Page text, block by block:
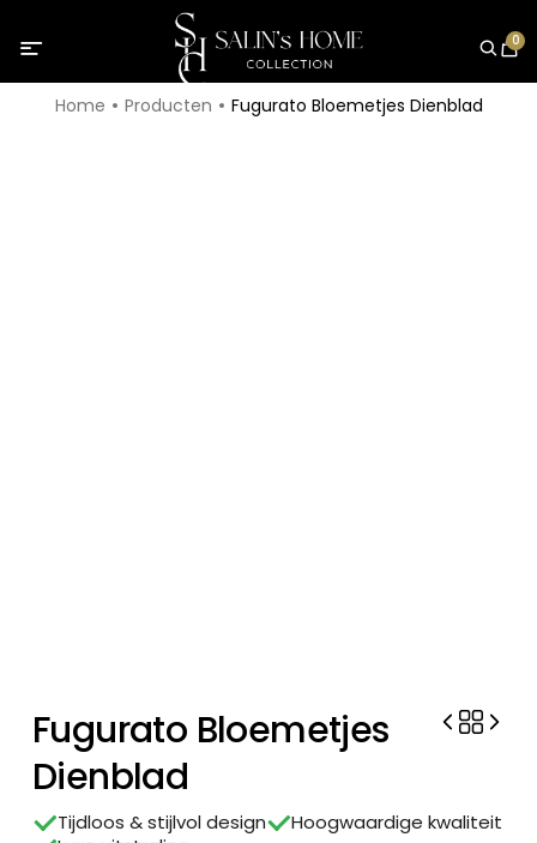
0
Home Producten Fugurato Bloemetjes Dienblad
Fugurato Bloemetjes
Dienblad
Tijdloos & stijlvol design
Hoogwaardige kwaliteit